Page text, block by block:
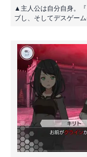
▲主人公は自分自身。
ブし、そしてデスゲー